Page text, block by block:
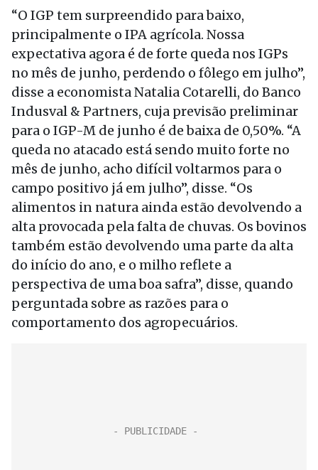
“O IGP tem surpreendido para baixo,
principalmente o IPA agrícola. Nossa
expectativa agora é de forte queda nos IGPs
no mês de junho, perdendo o fôlego em julho”,
disse a economista Natalia Cotarelli, do Banco
Indusval & Partners, cuja previsão preliminar
para o IGP-M de junho é de baixa de 0,50%. “A
queda no atacado está sendo muito forte no
mês de junho, acho difícil voltarmos para o
campo positivo já em julho”, disse. “Os
alimentos in natura ainda estão devolvendo a
alta provocada pela falta de chuvas. Os bovinos
também estão devolvendo uma parte da alta
do início do ano, e o milho reflete a
perspectiva de uma boa safra”, disse, quando
perguntada sobre as razões para o
comportamento dos agropecuários.